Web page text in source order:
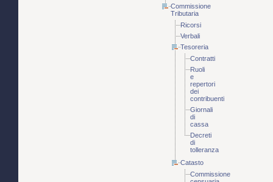
Commissione
Tributaria
Ricorsi
Verbali
Tesoreria
Contratti
Ruoli
e
repertori
dei
contribuenti
Giornali
di
cassa
Decreti
di
tolleranza
Catasto
Commissione